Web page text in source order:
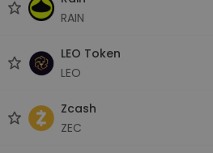
RAIN
LEO Token
LEO
Zcash
ZEC